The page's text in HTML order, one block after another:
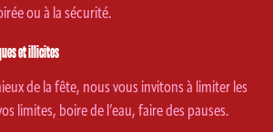
ou à la sécurité.
et illicites
de la fête, nous vous invitons à limiter les
limites, boire de l’eau, faire des pauses.